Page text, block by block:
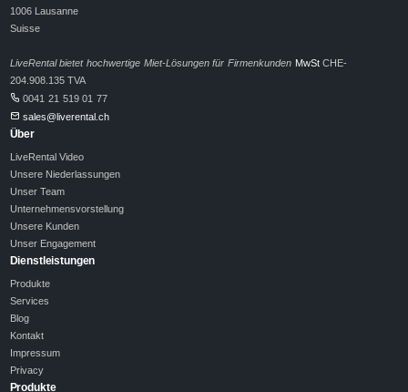
1006 Lausanne
Suisse
LiveRental bietet hochwertige Miet-Lösungen für Firmenkunden MwStCHE-
204.908.135 TVA
0041 21 519 01 77
sales@liverental.ch
Über
LiveRental Video
Unsere Niederlassungen
Unser Team
Unternehmensvorstellung
Unsere Kunden
Unser Engagement
Dienstleistungen
Produkte
Services
Blog
Kontakt
Impressum
Privacy
Produkte